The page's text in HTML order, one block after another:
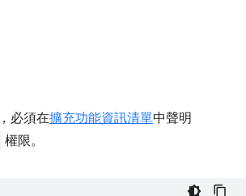
必須在擴充功能資訊清單中聲明
權限。